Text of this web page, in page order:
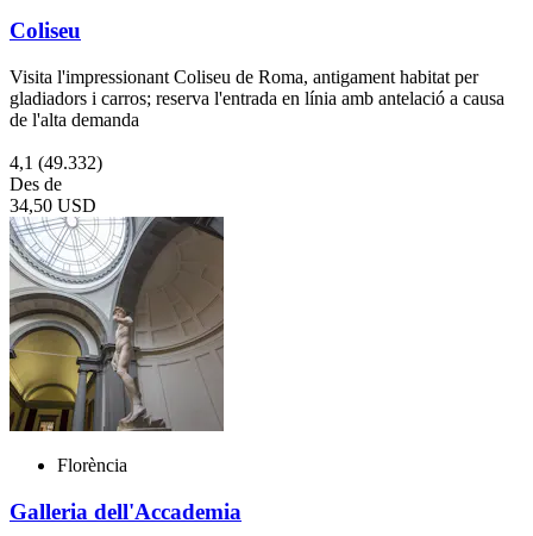
Coliseu
Visita l'impressionant Coliseu de Roma, antigament habitat per
gladiadors i carros; reserva l'entrada en línia amb antelació a causa
de l'alta demanda
4,1 (49.332)
Des de
34,50 USD
Florència
Galleria dell'Accademia